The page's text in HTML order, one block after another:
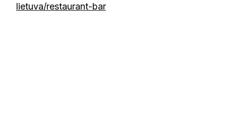
lietuva/restaurant-bar